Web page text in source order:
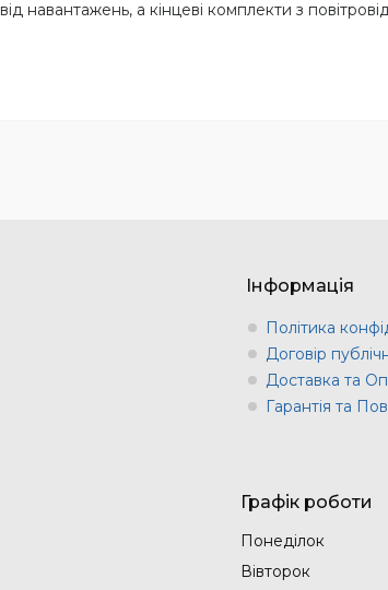
навантажень, а кінцеві комплекти з
Інформація
Політика
Договір
Доставка та
Гарантія та
Графік роботи
Понеділок
Вівторок